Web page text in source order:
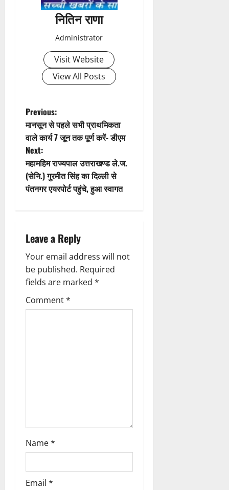
t
i
o
n
नितिन राणा
Administrator
Visit Website
View All Posts
P
o
s
t
v
i
g
a
Previous:
मानसून से पहले सभी प्राथमिकता
वाले कार्य 7 जून तक पूर्ण करें- डीएम
Next:
महामहिम राज्यपाल उत्तराखण्ड ले.ज.
(सेनि.) गुरमीत सिंह का दिल्ली से
पंतनगर एयरपोर्ट पहुंचे, हुआ स्वागत
Leave a Reply
Your email address will not
be published. Required
fields are marked *
Comment*
Name*
Email *